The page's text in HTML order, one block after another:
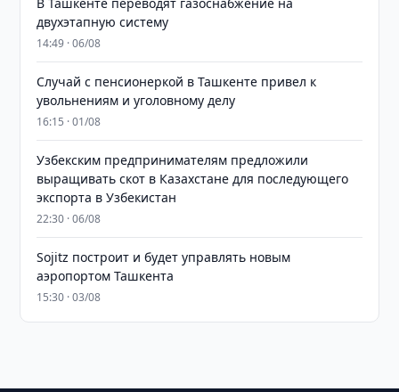
двухэтапную систему
14:49 · 06/08
Случай с пенсионеркой в Ташкенте привел к
увольнениям и уголовному делу
16:15 · 01/08
Узбекским предпринимателям предложили
выращивать скот в Казахстане для последующего
экспорта в Узбекистан
22:30 · 06/08
Sojitz построит и будет управлять новым
аэропортом Ташкента
15:30 · 03/08